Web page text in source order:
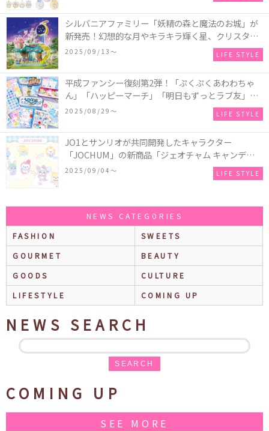
シルバニアファミリー「妖精の森と魔法のお城」が
新発売！幻想的な月やキラキラ輝く星、クリスタル
などの装飾がお城を彩る♡
2025/09/13〜 LIFE STYLE
平成ファンシー復刻第2弾！「ぷくぷくあわわちゃ
ん」「ハッピーマーチ」「明日もずっとラブ友」な
どの「カンペンケース」や「遊べるメモ帳」が発売
2025/08/29〜 LIFE STYLE
JO1とサンリオが共同開発したキャラクター
「JOCHUM」の新商品「ジェオチャム キャンディデ
ザインシリーズ」が発売！一部店舗限定で特別装飾
2025/09/04〜 LIFE STYLE
NEWS CATEGORIES
FASHION
SWEETS
GOURMET
BEAUTY
GOODS
CULTURE
LIFESTYLE
COMING UP
NEWS SEARCH
SEARCH
COMING UP
SEE MORE